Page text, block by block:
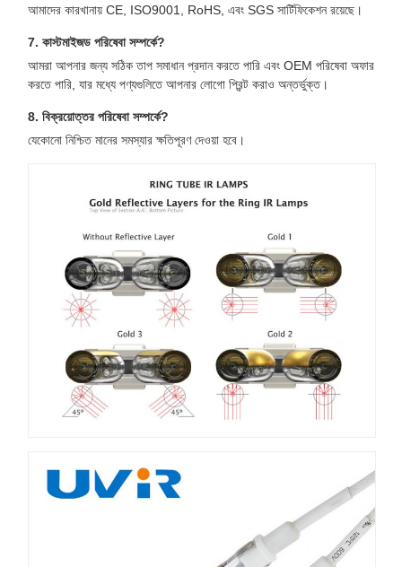
আমাদের কারখানায় CE, ISO9001, RoHS, এবং SGS সার্টিফিকেশন রয়েছে।
7. কাস্টমাইজড পরিষেবা সম্পর্কে?
আমরা আপনার জন্য সঠিক তাপ সমাধান প্রদান করতে পারি এবং OEM পরিষেবা অফার
করতে পারি, যার মধ্যে পণ্যগুলিতে আপনার লোগো প্রিন্ট করাও অন্তর্ভুক্ত।
8. বিক্রয়োত্তর পরিষেবা সম্পর্কে?
যেকোনো নিশ্চিত মানের সমস্যার ক্ষতিপূরণ দেওয়া হবে।